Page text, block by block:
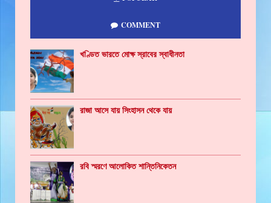
COMMENT
খণ্ডিত ভারতে মোক্ষ স্রাবের স্বাধীনতা
রাজা আসে যায় সিংহাসন থেকে যায়
রবি স্মরণে আলোকিত শান্তিনিকেতন